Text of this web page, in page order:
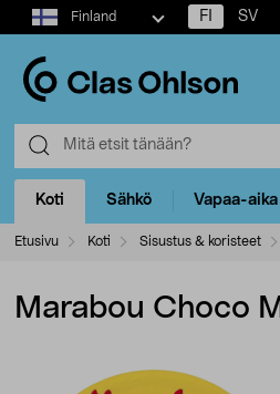
Select
market
Finland FI SV
Koti Sähkö Vapaa-aika
Etusivu Koti Sisustus & koristeet
Marabou Choco